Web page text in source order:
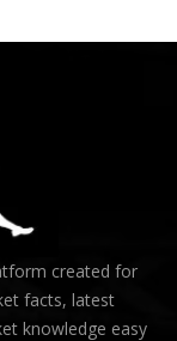
created for
facts, latest
knowledge easy